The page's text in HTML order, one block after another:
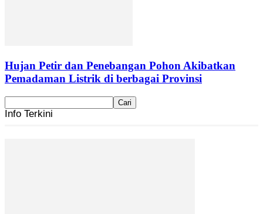
Hujan Petir dan Penebangan Pohon Akibatkan
Pemadaman Listrik di berbagai Provinsi
Info Terkini